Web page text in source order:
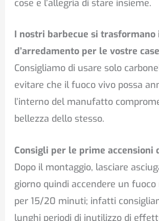
cose e l’allegria di stare insieme.
I nostri barbecue si trasformano
d’arredamento per le vostre
Consigliamo di usare solo
evitare che il fuoco vivo possa
l’interno del manufatto
bellezza dello stesso.
Consigli per le prime accensioni
Dopo il montaggio, lasciare
giorno quindi accendere un
per 15/20 minuti; infatti
lunghi periodi di inutilizzo di